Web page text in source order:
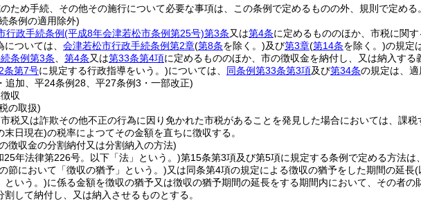
ため手続、その他その施行について必要な事項は、この条例で定めるものの外、規則で定める。
条例の適用除外)
行政手続条例(平成8年会津若松市条例第25号)第3条又は第4条に定めるもののほか、市税に関
ついては、 会津若松市行政手続条例第2章(第8条を除く。)及び第3章(第14条を除く。)の規定
条例第3条 第4条又は第33条第4項に定めるもののほか、市の徴収金を納付し、又は納入す
条第7号に規定する行政指導をいう。)については、 同条例第33条第3項及び第34条の規定は、適
追加、平24条例28、平27条例3・一部改正)
収
の取扱)
税又は詐欺その他不正の行為に因り免かれた市税があることを発見した場合においては、課税
末日現在)の税率によつてその金額を直ちに徴収する。
徴収金の分割納付又は分割納入の方法)
25年法律第226号。以下「法」という。)第15条第3項及び第5項に規定する条例で定める方法
節において「徴収の猶予」という。)又は同条第4項の規定による徴収の猶予をした期間の延長(
という。)に係る金額を徴収の猶予又は徴収の猶予期間の延長をする期間内において、その者
して納付し、又は納入させるものとする。